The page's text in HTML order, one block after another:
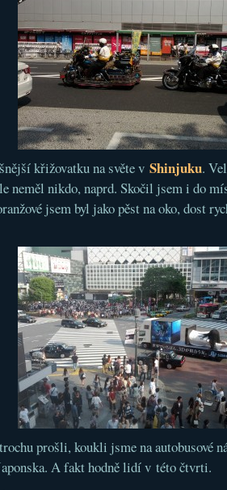
křižovatku na světe v Shinjuku.
neměl nikdo, naprd. Skočil jsem i do
jsem byl jako pěst na oko, dost
prošli, koukli jsme na autobusové
A fakt hodně lidí v této čtvrti.